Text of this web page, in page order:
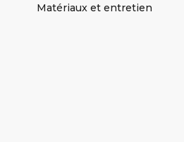
Matériaux et entretien